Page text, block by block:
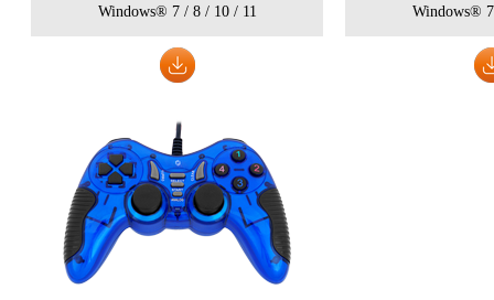
Windows® 7 / 8 / 10 / 11 Windows®